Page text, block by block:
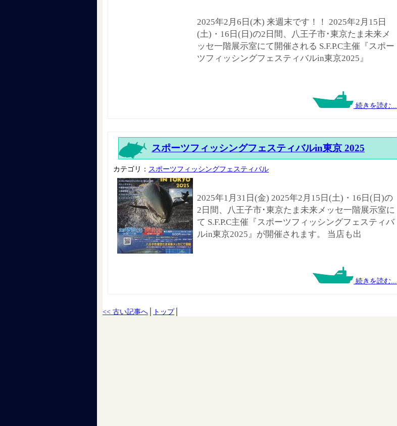
2025年2月6日(木) 来週末です！！ 2025年2月15日
(土)・16日(日)の2日間、八王子市･東京たま未来メ
ッセ一階展示室にて開催される S.F.P.C主催『スポー
ツフィッシングフェスティバルin東京2025』
続きを読む...
スポーツフィッシングフェスティバルin東京 2025
カテゴリ： スポーツフィッシングフェスティバル
2025年1月31日(金) 2025年2月15日(土)・16日(日)の
2日間、八王子市･東京たま未来メッセ一階展示室に
て S.F.P.C主催『スポーツフィッシングフェスティバ
ルin東京2025』が開催されます。 当店も出
続きを読む...
<< 古い記事へ トップ│